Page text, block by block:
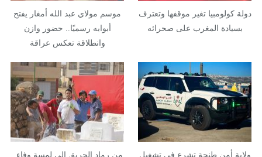
دولة كولومبيا تغير موقفها وتعترف
بسيادة المغرب على صحرائه
موسم مولاي عبد الله أمغار يفتح
أبوابه رسميًا.. حضور وازن
وانطلاقة تعكس عراقة
ولاية أمن طنجة تشرع في تشغيل
من رماد الحريق إلى لمسة وفاء..